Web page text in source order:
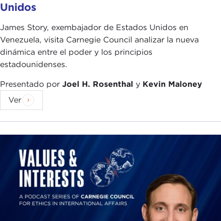
upon international law. International law gives us
the space to exercise our sovereignty and
independence. We would in no way be able to arm
to defend ourselves if there was a determined
predatory invasion of our country, so we rely
almost exclusively on international law for our
defense, and multilateral involvement gives us the
space to promote that principle in practice. It is in
multilateralism and promote international law.
Sometimes you are privileged to be in that
position, but at the same time it is quite
challenging depending on the environment in
which you operate and depending on the policies
Unidos
James Story, exembajador de Estados Unidos en
Venezuela, visita Carnegie Council analizar la nueva
dinámica entre el poder y los principios
estadounidenses.
Presentado por Joel H. Rosenthal y Kevin Maloney
Ver